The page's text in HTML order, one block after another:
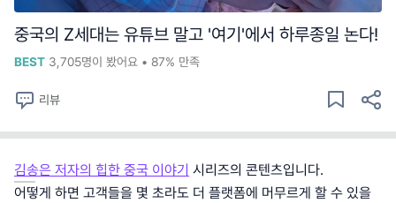
중국의 Z세대는 유튜브 말고 '여기'에서 하루종일 논다!
BEST 3,705명이 봤어요 • 87% 만족
리뷰
김송은 저자의 힙한 중국 이야기 시리즈의 콘텐츠입니다.
어떻게 하면 고객들을 몇 초라도 더 플랫폼에 머무르게 할 수 있을